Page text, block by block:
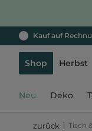
Kauf auf
Shop Herbst
Neu Deko
zurück Tisch